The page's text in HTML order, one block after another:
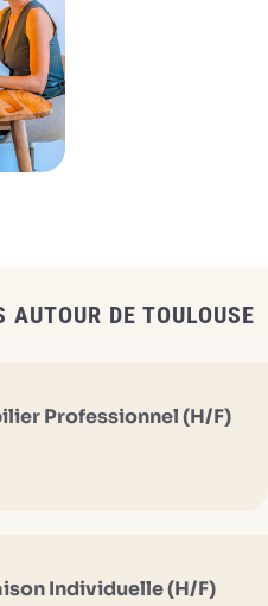
AUTOUR DE TOULOUSE
Professionnel (H/F)
Individuelle (H/F)